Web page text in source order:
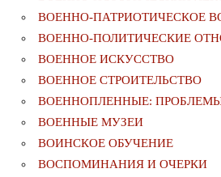
ВОЕННО-ПАТРИОТИЧЕСКОЕ
ВОЕННО-ПОЛИТИЧЕСКИE
ВОЕННОЕ ИСКУССТВО
ВОЕННОЕ СТРОИТЕЛЬСТВО
ВОЕННОПЛЕННЫЕ:
ВОЕННЫЕ МУЗЕИ
ВОИНСКОЕ ОБУЧЕНИЕ
ВОСПОМИНАНИЯ И ОЧЕРКИ